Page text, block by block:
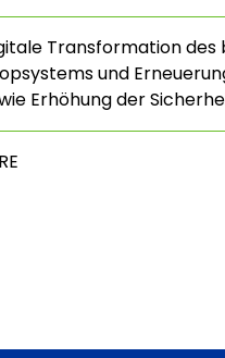
Transformation des
und
Erhöhung der